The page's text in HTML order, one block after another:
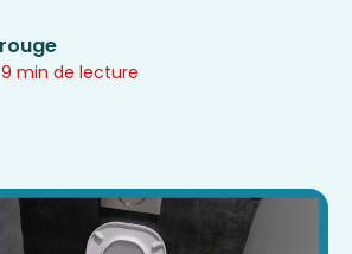
9 min de lecture